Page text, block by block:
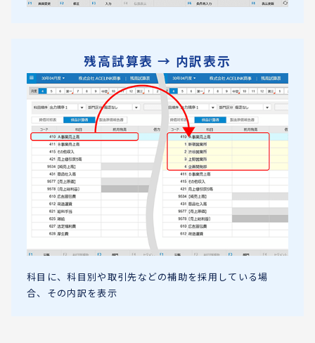
残高試算表 → 内訳表示
科目に、科目別や取引先などの補助を採用している場
合、その内訳を表示